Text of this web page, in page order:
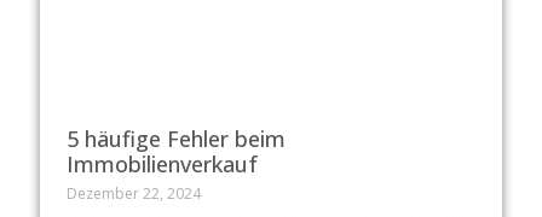
5 häufige Fehler beim
Immobilienverkauf
Dezember 22, 2024